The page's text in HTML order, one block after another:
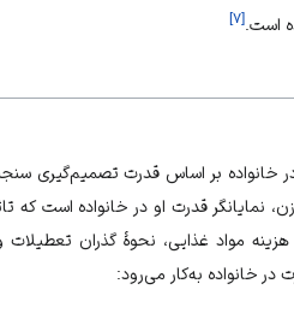
است. [۷]
خانواده بر اساس قدرت تصمیم‏‌گیری
نمایان‏گر قدرت او در خانواده است که
هزینه مواد غذایی، نحوۀ گذران
خانواده به‏‌کار می‏‌رود: